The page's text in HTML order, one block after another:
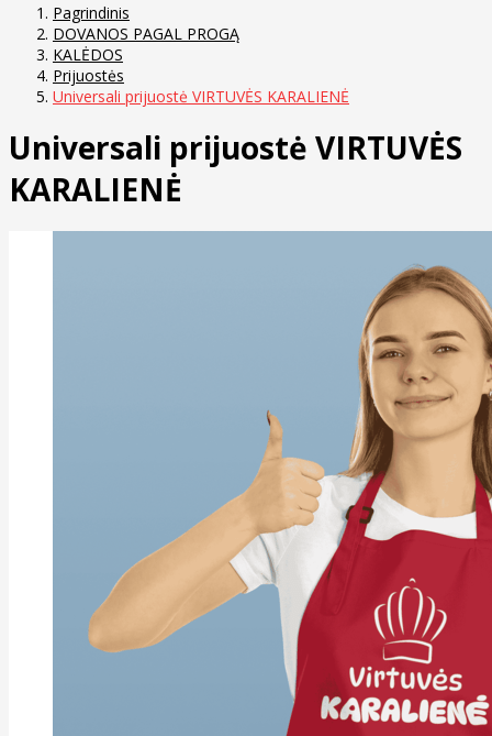
Pagrindinis
DOVANOS PAGAL PROGĄ
KALĖDOS
Prijuostės
Universali prijuostė VIRTUVĖS KARALIENĖ
Universali prijuostė VIRTUVĖS
KARALIENĖ